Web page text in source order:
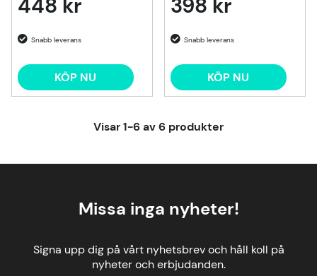
448 kr
KÖP NU
398 kr
KÖP NU
Visar1-6av6 produkter
Missa inga nyheter!
Signa upp dig på vårt nyhetsbrev och håll koll på
nyheter och erbjudanden.